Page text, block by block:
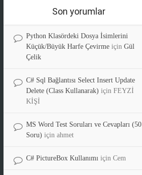
Son yorumlar
Python Klasördeki Dosya İsimlerini
Küçük/Büyük Harfe Çevirme için Gül
Çelik
C# Sql Bağlantısı Select Insert Update
Delete (Class Kullanarak) için FEYZİ
KİŞİ
MS Word Test Soruları ve Cevapları (50
Soru) için ahmet
C# PictureBox Kullanımı için Cem